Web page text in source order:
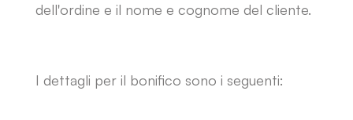
dell'ordine e il nome e cognome del cliente.
I dettagli per il bonifico sono i seguenti: